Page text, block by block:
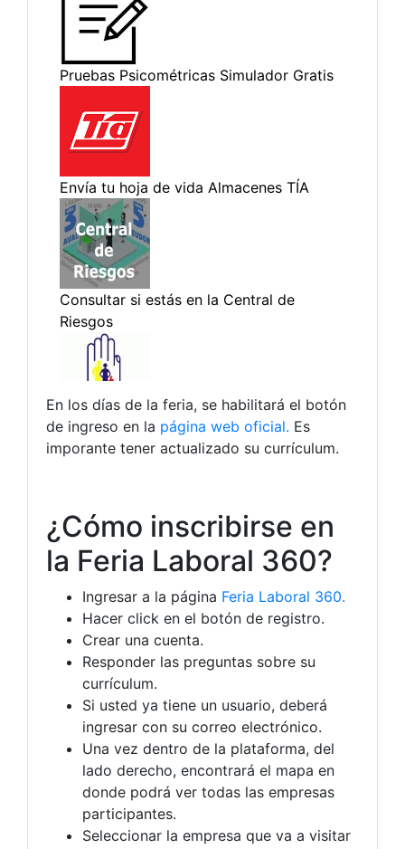
En los días de la feria, se habilitará el botón
de ingreso en la página web oficial. Es
imporante tener actualizado su currículum.
¿Cómo inscribirse en
la Feria Laboral 360?
Ingresar a la página Feria Laboral 360.
Hacer click en el botón de registro.
Crear una cuenta.
Responder las preguntas sobre su
currículum.
Si usted ya tiene un usuario, deberá
ingresar con su correo electrónico.
Una vez dentro de la plataforma, del
lado derecho, encontrará el mapa en
donde podrá ver todas las empresas
participantes.
Seleccionar la empresa que va a visitar